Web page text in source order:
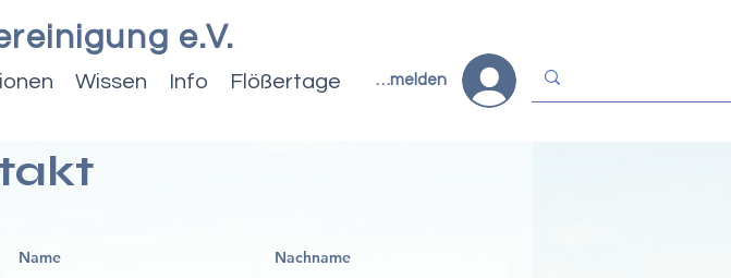
e.V.
Wissen Info Flößertage Anmelden